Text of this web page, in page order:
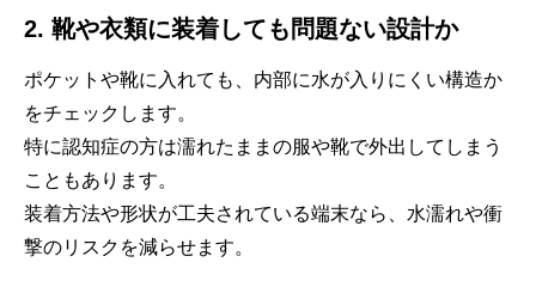
2. 靴や衣類に装着しても問題ない設計か
ポケットや靴に入れても、内部に水が入りにくい構造か
をチェックします。
特に認知症の方は濡れたままの服や靴で外出してしまう
こともあります。
装着方法や形状が工夫されている端末なら、水濡れや衝
撃のリスクを減らせます。